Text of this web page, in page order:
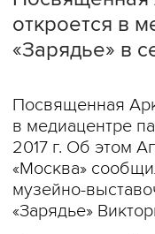
откроется в
«Зарядье» в
Посвященная
в медиацентре
2017 г. Об этом
«Москва»
музейно-
«Зарядье»